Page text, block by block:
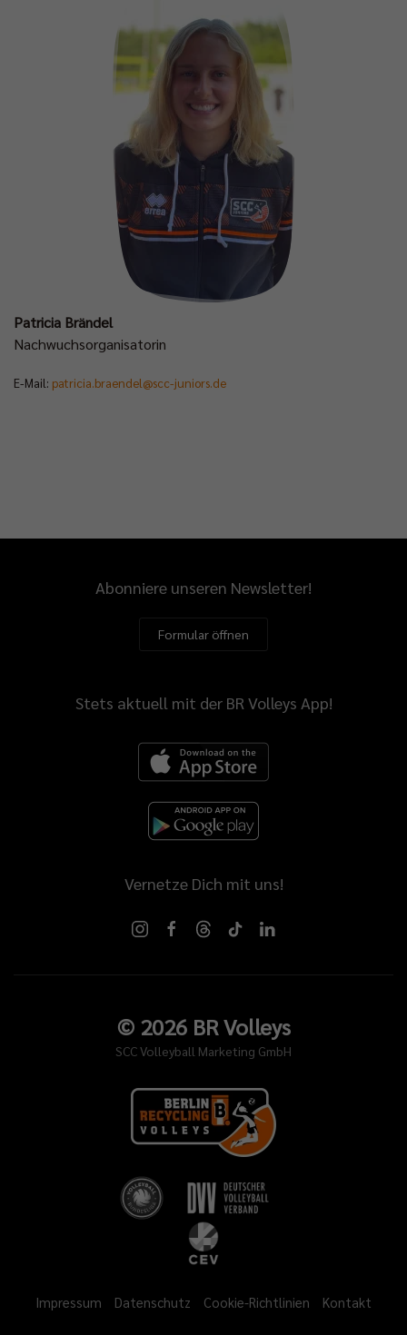
Patricia Brändel
Nachwuchsorganisatorin
E-Mail: patricia.braendel@scc-juniors.de
Abonniere unseren Newsletter!
Formular öffnen
Stets aktuell mit der BR Volleys App!
Vernetze Dich mit uns!
© 2026BR Volleys
SCC Volleyball Marketing GmbH
Impressum Datenschutz Cookie-Richtlinien Kontakt